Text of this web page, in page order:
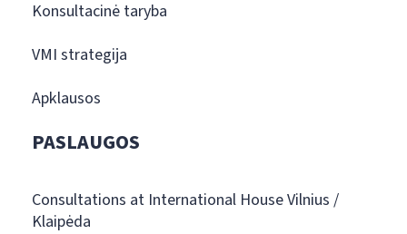
Konsultacinė taryba
VMI strategija
Apklausos
PASLAUGOS
Consultations at International House Vilnius /
Klaipėda